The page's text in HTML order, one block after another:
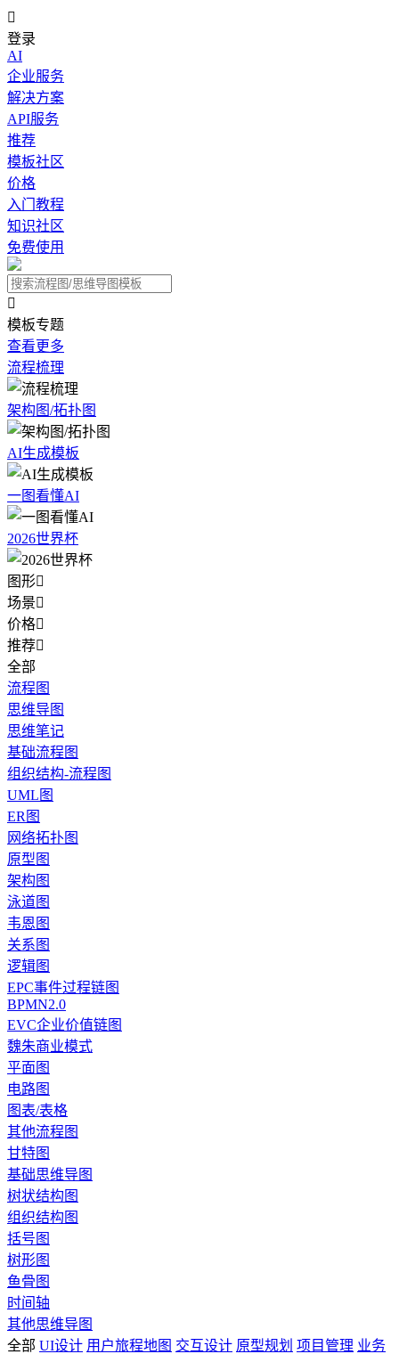

登录
AI
企业服务
解决方案
API服务
推荐
模板社区
价格
入门教程
知识社区
免费使用

模板专题
查看更多
流程梳理
架构图/拓扑图
AI生成模板
一图看懂AI
2026世界杯
图形
场景
价格
推荐
全部
流程图
思维导图
思维笔记
基础流程图
组织结构-流程图
UML图
ER图
网络拓扑图
原型图
架构图
泳道图
韦恩图
关系图
逻辑图
EPC事件过程链图
BPMN2.0
EVC企业价值链图
魏朱商业模式
平面图
电路图
图表/表格
其他流程图
甘特图
基础思维导图
树状结构图
组织结构图
括号图
树形图
鱼骨图
时间轴
其他思维导图
全部 UI设计 用户旅程地图 交互设计 原型规划 项目管理 业务